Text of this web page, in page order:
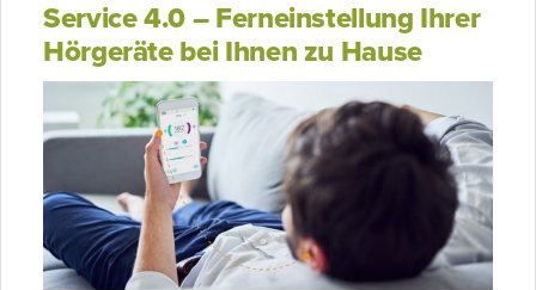
Service 4.0 – Ferneinstellung Ihrer
Hörgeräte bei Ihnen zu Hause